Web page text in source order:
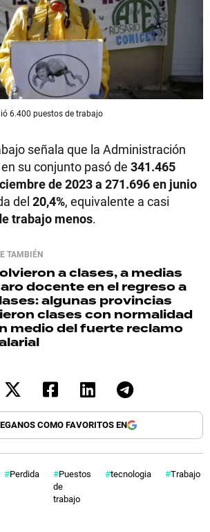
6.400 puestos de trabajo
señala que la Administración
su conjunto pasó de 341.465
de 2023 a 271.696 en junio
del 20,4%, equivalente a casi
trabajo menos.
TAMBIÉN
a clases, a medias
docente en el regreso a
algunas provincias
clases con normalidad
medio del fuerte reclamo
COMO FAVORITOS EN
Perdida
Puestos
de
trabajo
tecnologia Trabajo